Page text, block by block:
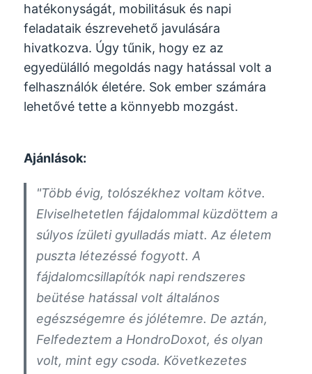
hatékonyságát, mobilitásuk és napi
feladataik észrevehető javulására
hivatkozva. Úgy tűnik, hogy ez az
egyedülálló megoldás nagy hatással volt a
felhasználók életére. Sok ember számára
lehetővé tette a könnyebb mozgást.
Ajánlások:
"Több évig, tolószékhez voltam kötve.
Elviselhetetlen fájdalommal küzdöttem a
súlyos ízületi gyulladás miatt. Az életem
puszta létezéssé fogyott. A
fájdalomcsillapítók napi rendszeres
beütése hatással volt általános
egészségemre és jólétemre. De aztán,
Felfedeztem a HondroDoxot, és olyan
volt, mint egy csoda. Következetes